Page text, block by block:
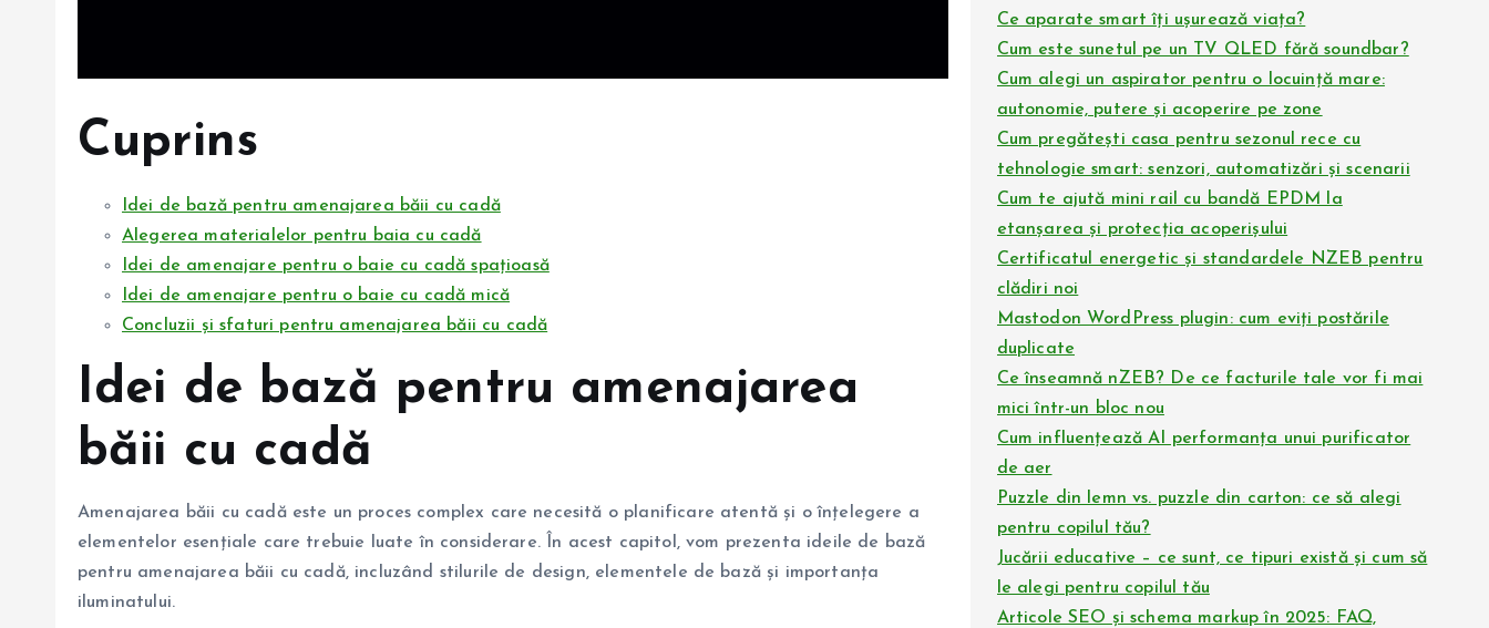
Cuprins
Idei de bază pentru amenajarea băii cu cadă
Alegerea materialelor pentru baia cu cadă
Idei de amenajare pentru o baie cu cadă spațioasă
Idei de amenajare pentru o baie cu cadă mică
Concluzii și sfaturi pentru amenajarea băii cu cadă
Idei de bază pentru amenajarea
băii cu cadă
Amenajarea băii cu cadă este un proces complex care necesită o planificare atentă și o înțelegere a
elementelor esențiale care trebuie luate în considerare. În acest capitol, vom prezenta ideile de bază
pentru amenajarea băii cu cadă, incluzând stilurile de design, elementele de bază și importanța
iluminatului.
Ce aparate smart îți ușurează viața?
Cum este sunetul pe un TV QLED fără soundbar?
Cum alegi un aspirator pentru o locuință mare:
autonomie, putere și acoperire pe zone
Cum pregătești casa pentru sezonul rece cu
tehnologie smart: senzori, automatizări și scenarii
Cum te ajută mini rail cu bandă EPDM la
etanșarea și protecția acoperișului
Certificatul energetic și standardele NZEB pentru
clădiri noi
Mastodon WordPress plugin: cum eviți postările
duplicate
Ce înseamnă nZEB? De ce facturile tale vor fi mai
mici într-un bloc nou
Cum influențează AI performanța unui purificator
de aer
Puzzle din lemn vs. puzzle din carton: ce să alegi
pentru copilul tău?
Jucării educative – ce sunt, ce tipuri există și cum să
le alegi pentru copilul tău
Articole SEO și schema markup în 2025: FAQ,